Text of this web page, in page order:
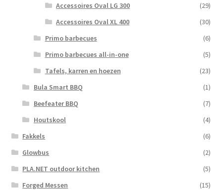
Accessoires Oval LG 300
(29)
Accessoires Oval XL 400
(30)
Primo barbecues
(6)
Primo barbecues all-in-one
(5)
Tafels, karren en hoezen
(23)
Bula Smart BBQ
(1)
Beefeater BBQ
(7)
Houtskool
(4)
Fakkels
(6)
Glowbus
(2)
PLA.NET outdoor kitchen
(5)
Forged Messen
(15)